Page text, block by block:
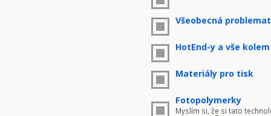
Všeobecná
HotEnd-y a vše kolem
Materiály pro tisk
Fotopolymerky
Myslím si, že si tato